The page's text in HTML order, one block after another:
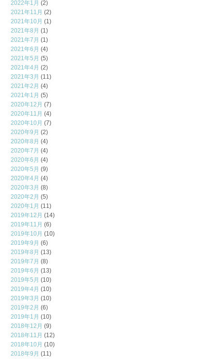
2022年1月 (2)
2021年11月 (2)
2021年10月 (1)
2021年8月 (1)
2021年7月 (1)
2021年6月 (4)
2021年5月 (5)
2021年4月 (2)
2021年3月 (11)
2021年2月 (4)
2021年1月 (5)
2020年12月 (7)
2020年11月 (4)
2020年10月 (7)
2020年9月 (2)
2020年8月 (4)
2020年7月 (4)
2020年6月 (4)
2020年5月 (9)
2020年4月 (4)
2020年3月 (8)
2020年2月 (5)
2020年1月 (11)
2019年12月 (14)
2019年11月 (6)
2019年10月 (10)
2019年9月 (6)
2019年8月 (13)
2019年7月 (8)
2019年6月 (13)
2019年5月 (10)
2019年4月 (10)
2019年3月 (10)
2019年2月 (6)
2019年1月 (10)
2018年12月 (9)
2018年11月 (12)
2018年10月 (10)
2018年9月 (11)